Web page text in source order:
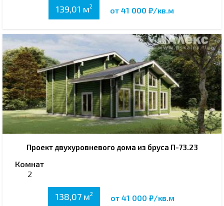
139,01 м2 от 41 000 ₽/кв.м
Проект двухуровневого дома из бруса П-73.23
Комнат
2
138,07 м2 от 41 000 ₽/кв.м